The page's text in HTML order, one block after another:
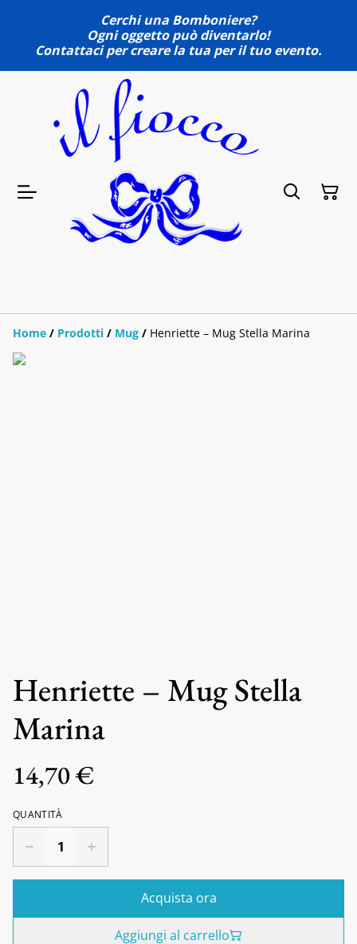
Cerchi una Bomboniere?
Ogni oggetto può diventarlo!
Contattaci per creare la tua per il tuo evento.
Home / Prodotti / Mug / Henriette – Mug Stella Marina
Henriette – Mug Stella
Marina
14,70 €
QUANTITÀ
Acquista ora
Aggiungi al carrello